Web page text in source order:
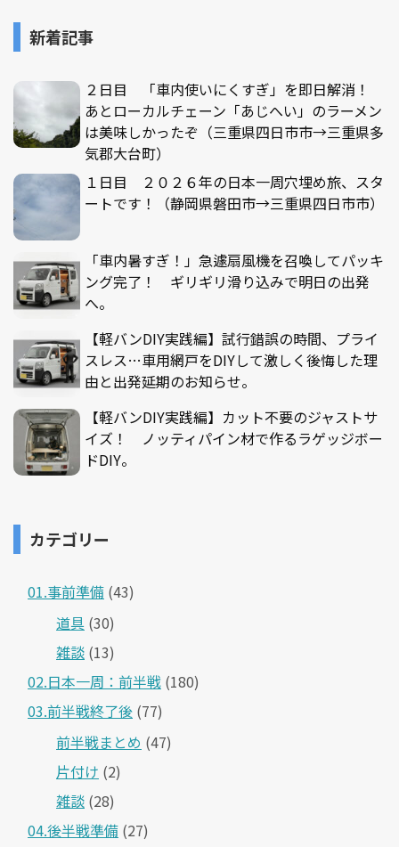
新着記事
２日目 「車内使いにくすぎ」を即日解消！
あとローカルチェーン「あじへい」のラーメン
は美味しかったぞ（三重県四日市市→三重県多
気郡大台町）
１日目 ２０２６年の日本一周穴埋め旅、スタ
ートです！（静岡県磐田市→三重県四日市市）
「車内暑すぎ！」急遽扇風機を召喚してパッキ
ング完了！ ギリギリ滑り込みで明日の出発
へ。
【軽バンDIY実践編】試行錯誤の時間、プライ
スレス…車用網戸をDIYして激しく後悔した理
由と出発延期のお知らせ。
【軽バンDIY実践編】カット不要のジャストサ
イズ！ ノッティパイン材で作るラゲッジボー
ドDIY。
カテゴリー
01.事前準備 (43)
道具 (30)
雑談 (13)
02.日本一周：前半戦 (180)
03.前半戦終了後 (77)
前半戦まとめ (47)
片付け (2)
雑談 (28)
04.後半戦準備 (27)